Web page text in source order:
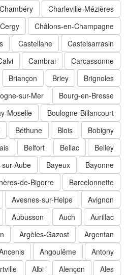
Charleville-Mézières
Chambéry
Châlons-en-Champagne
Cergy
Castelsarrasin
Castellane
Carcassonne
Cambrai
Brignoles
Briey
Briançon
Bourg-en-Bresse
sur-Mer
Boulogne-Billancourt
Moselle
Bobigny
Blois
Béthune
Belley
Bellac
Belfort
Bayonne
Bayeux
sur-Aube
Barcelonnette
de-Bigorre
Avignon
Avesnes-sur-Helpe
Aurillac
Auch
Aubusson
Argentan
Argèles-Gazost
Antony
Angoulême
Ales
Alençon
Albi